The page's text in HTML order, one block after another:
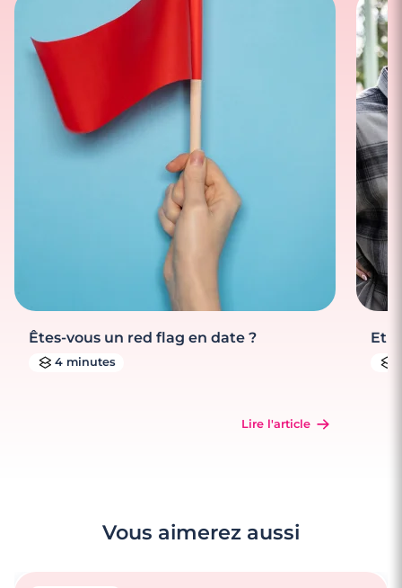
Êtes-vous un red flag en date ?
4 minutes
Lire l'article
Et
Vous aimerez aussi